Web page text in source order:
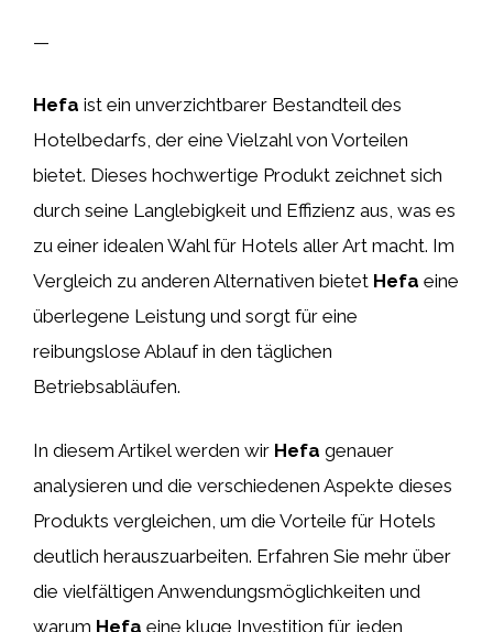
—
Hefa ist ein unverzichtbarer Bestandteil des
Hotelbedarfs, der eine Vielzahl von Vorteilen
bietet. Dieses hochwertige Produkt zeichnet sich
durch seine Langlebigkeit und Effizienz aus, was es
zu einer idealen Wahl für Hotels aller Art macht. Im
Vergleich zu anderen Alternativen bietet Hefa eine
überlegene Leistung und sorgt für eine
reibungslose Ablauf in den täglichen
Betriebsabläufen.
In diesem Artikel werden wir Hefa genauer
analysieren und die verschiedenen Aspekte dieses
Produkts vergleichen, um die Vorteile für Hotels
deutlich herauszuarbeiten. Erfahren Sie mehr über
die vielfältigen Anwendungsmöglichkeiten und
warum Hefa eine kluge Investition für jeden